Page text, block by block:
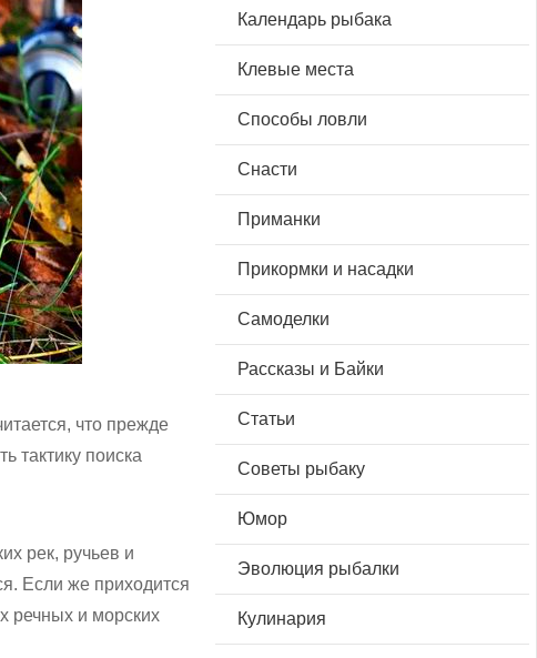
что прежде
тактику поиска
рек, ручьев и
Если же приходится
речных и морских
Календарь рыбака
Клевые места
Способы ловли
Снасти
Приманки
Прикормки и насадки
Самоделки
Рассказы и Байки
Статьи
Советы рыбаку
Юмор
Эволюция рыбалки
Кулинария